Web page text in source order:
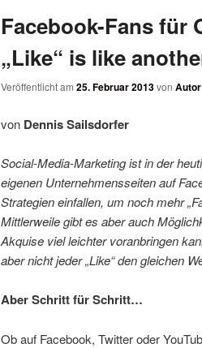
wechseln
Facebook-Fans für
„Like“ is like
Veröffentlicht am 25. Februar 2013von Autor
von Dennis Sailsdorfer
Social-Media-Marketing ist in der
eigenen Unternehmensseiten auf
Strategien einfallen, um noch mehr
Mittlerweile gibt es aber auch
Akquise viel leichter voranbringen
aber nicht jeder „Like“ den gleichen
Aber Schritt für Schritt…
Ob auf Facebook, Twitter oder